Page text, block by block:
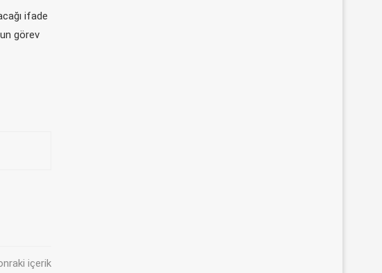
ifade
görev
içerik